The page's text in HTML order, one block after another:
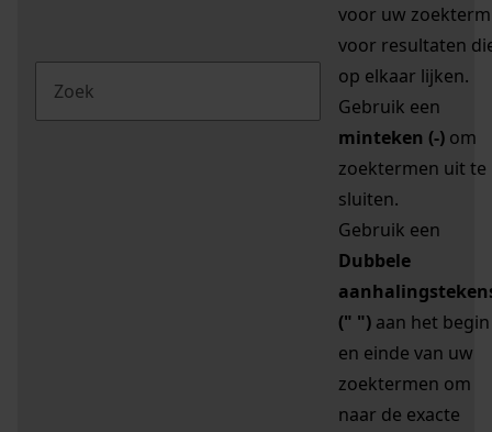
voor uw zoekterm
voor resultaten
op elkaar lijken.
Gebruik een
minteken (-) om
zoektermen uit te
sluiten.
Gebruik een
Dubbele
(" ") aan het begin
en einde van uw
zoektermen om
naar de exacte